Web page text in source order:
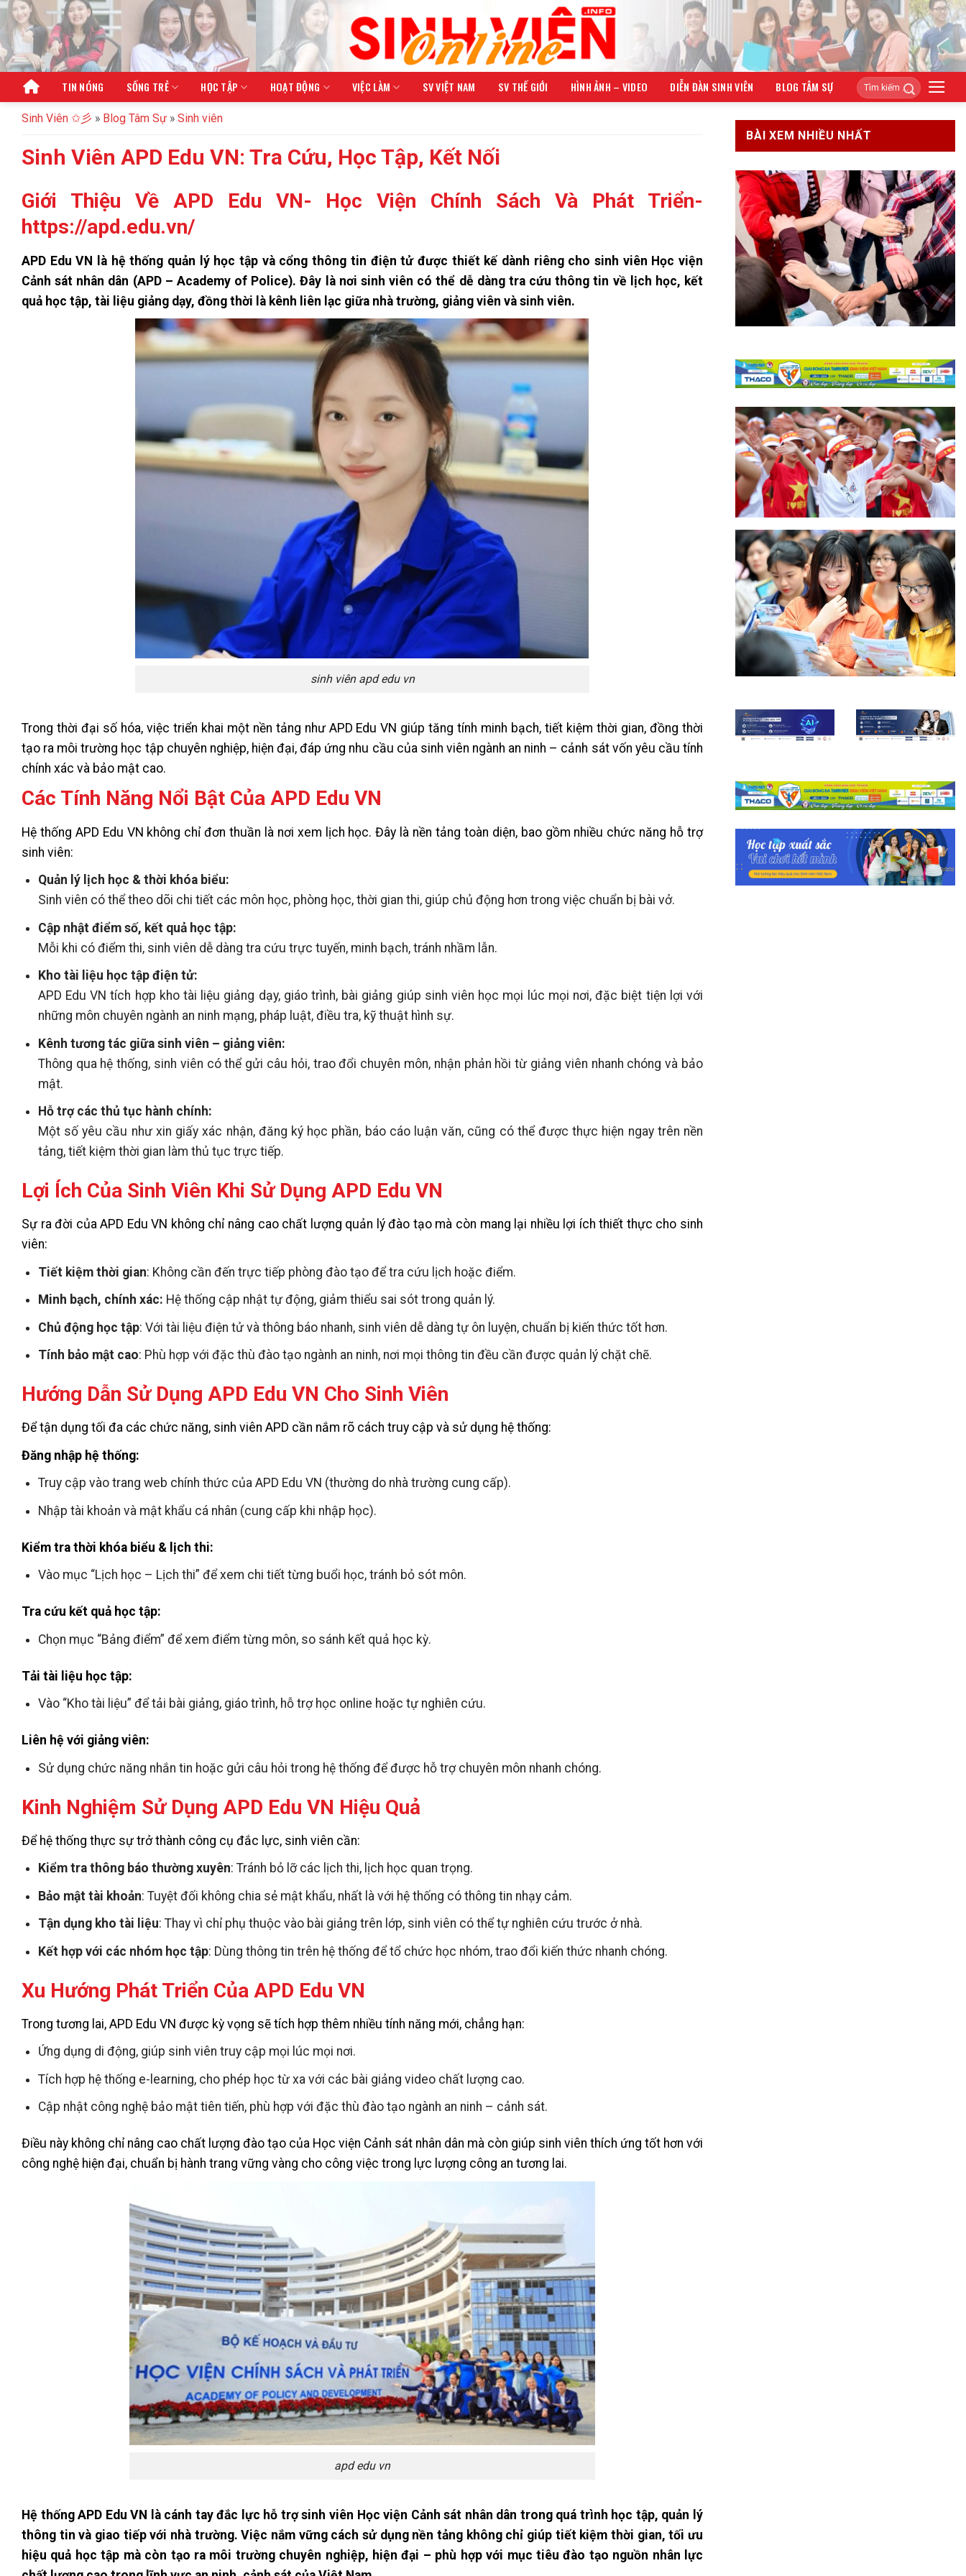
Bỏ
qua
nội
dung
TIN NÓNG SỐNG TRẺ HỌC TẬP HOẠT ĐỘNG VIỆC LÀM SV VIỆT NAM SV THẾ GIỚI HÌNH ẢNH – VIDEO DIỄN ĐÀN SINH VIÊN BLOG TÂM SỰ
Sinh Viên ✩彡 » Blog Tâm Sự » Sinh viên
Sinh Viên APD Edu VN: Tra Cứu, Học Tập, Kết Nối
Giới Thiệu Về APD Edu VN- Học Viện Chính Sách Và Phát Triển-
https://apd.edu.vn/
APD Edu VN là hệ thống quản lý học tập và cổng thông tin điện tử được thiết kế dành riêng cho sinh viên Học viện
Cảnh sát nhân dân (APD – Academy of Police). Đây là nơi sinh viên có thể dễ dàng tra cứu thông tin về lịch học, kết
quả học tập, tài liệu giảng dạy, đồng thời là kênh liên lạc giữa nhà trường, giảng viên và sinh viên.
sinh viên apd edu vn
Trong thời đại số hóa, việc triển khai một nền tảng như APD Edu VN giúp tăng tính minh bạch, tiết kiệm thời gian, đồng thời
tạo ra môi trường học tập chuyên nghiệp, hiện đại, đáp ứng nhu cầu của sinh viên ngành an ninh – cảnh sát vốn yêu cầu tính
chính xác và bảo mật cao.
Các Tính Năng Nổi Bật Của APD Edu VN
Hệ thống APD Edu VN không chỉ đơn thuần là nơi xem lịch học. Đây là nền tảng toàn diện, bao gồm nhiều chức năng hỗ trợ
sinh viên:
Quản lý lịch học & thời khóa biểu:
Sinh viên có thể theo dõi chi tiết các môn học, phòng học, thời gian thi, giúp chủ động hơn trong việc chuẩn bị bài vở.
Cập nhật điểm số, kết quả học tập:
Mỗi khi có điểm thi, sinh viên dễ dàng tra cứu trực tuyến, minh bạch, tránh nhầm lẫn.
Kho tài liệu học tập điện tử:
APD Edu VN tích hợp kho tài liệu giảng dạy, giáo trình, bài giảng giúp sinh viên học mọi lúc mọi nơi, đặc biệt tiện lợi với
những môn chuyên ngành an ninh mạng, pháp luật, điều tra, kỹ thuật hình sự.
Kênh tương tác giữa sinh viên – giảng viên:
Thông qua hệ thống, sinh viên có thể gửi câu hỏi, trao đổi chuyên môn, nhận phản hồi từ giảng viên nhanh chóng và bảo
mật.
Hỗ trợ các thủ tục hành chính:
Một số yêu cầu như xin giấy xác nhận, đăng ký học phần, báo cáo luận văn, cũng có thể được thực hiện ngay trên nền
tảng, tiết kiệm thời gian làm thủ tục trực tiếp.
Lợi Ích Của Sinh Viên Khi Sử Dụng APD Edu VN
Sự ra đời của APD Edu VN không chỉ nâng cao chất lượng quản lý đào tạo mà còn mang lại nhiều lợi ích thiết thực cho sinh
viên:
Tiết kiệm thời gian: Không cần đến trực tiếp phòng đào tạo để tra cứu lịch hoặc điểm.
Minh bạch, chính xác: Hệ thống cập nhật tự động, giảm thiểu sai sót trong quản lý.
Chủ động học tập: Với tài liệu điện tử và thông báo nhanh, sinh viên dễ dàng tự ôn luyện, chuẩn bị kiến thức tốt hơn.
Tính bảo mật cao: Phù hợp với đặc thù đào tạo ngành an ninh, nơi mọi thông tin đều cần được quản lý chặt chẽ.
Hướng Dẫn Sử Dụng APD Edu VN Cho Sinh Viên
Để tận dụng tối đa các chức năng, sinh viên APD cần nắm rõ cách truy cập và sử dụng hệ thống:
Đăng nhập hệ thống:
Truy cập vào trang web chính thức của APD Edu VN (thường do nhà trường cung cấp).
Nhập tài khoản và mật khẩu cá nhân (cung cấp khi nhập học).
Kiểm tra thời khóa biểu & lịch thi:
Vào mục “Lịch học – Lịch thi” để xem chi tiết từng buổi học, tránh bỏ sót môn.
Tra cứu kết quả học tập:
Chọn mục “Bảng điểm” để xem điểm từng môn, so sánh kết quả học kỳ.
Tải tài liệu học tập:
Vào “Kho tài liệu” để tải bài giảng, giáo trình, hỗ trợ học online hoặc tự nghiên cứu.
Liên hệ với giảng viên:
Sử dụng chức năng nhắn tin hoặc gửi câu hỏi trong hệ thống để được hỗ trợ chuyên môn nhanh chóng.
Kinh Nghiệm Sử Dụng APD Edu VN Hiệu Quả
Để hệ thống thực sự trở thành công cụ đắc lực, sinh viên cần:
Kiểm tra thông báo thường xuyên: Tránh bỏ lỡ các lịch thi, lịch học quan trọng.
Bảo mật tài khoản: Tuyệt đối không chia sẻ mật khẩu, nhất là với hệ thống có thông tin nhạy cảm.
Tận dụng kho tài liệu: Thay vì chỉ phụ thuộc vào bài giảng trên lớp, sinh viên có thể tự nghiên cứu trước ở nhà.
Kết hợp với các nhóm học tập: Dùng thông tin trên hệ thống để tổ chức học nhóm, trao đổi kiến thức nhanh chóng.
Xu Hướng Phát Triển Của APD Edu VN
Trong tương lai, APD Edu VN được kỳ vọng sẽ tích hợp thêm nhiều tính năng mới, chẳng hạn:
Ứng dụng di động, giúp sinh viên truy cập mọi lúc mọi nơi.
Tích hợp hệ thống e-learning, cho phép học từ xa với các bài giảng video chất lượng cao.
Cập nhật công nghệ bảo mật tiên tiến, phù hợp với đặc thù đào tạo ngành an ninh – cảnh sát.
Điều này không chỉ nâng cao chất lượng đào tạo của Học viện Cảnh sát nhân dân mà còn giúp sinh viên thích ứng tốt hơn với
công nghệ hiện đại, chuẩn bị hành trang vững vàng cho công việc trong lực lượng công an tương lai.
apd edu vn
Hệ thống APD Edu VN là cánh tay đắc lực hỗ trợ sinh viên Học viện Cảnh sát nhân dân trong quá trình học tập, quản lý
thông tin và giao tiếp với nhà trường. Việc nắm vững cách sử dụng nền tảng không chỉ giúp tiết kiệm thời gian, tối ưu
hiệu quả học tập mà còn tạo ra môi trường chuyên nghiệp, hiện đại – phù hợp với mục tiêu đào tạo nguồn nhân lực
BÀI XEM NHIỀU NHẤT